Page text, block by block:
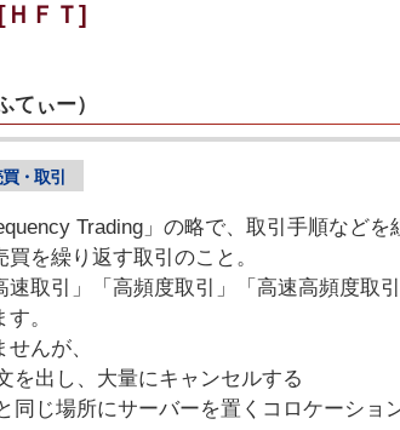
[ＨＦＴ]
てぃー）
・取引
Trading」の略で、取引手順など
を繰り返す取引のこと。
速取引」「高頻度取引」「高速高頻度取
。
んが、
を出し、大量にキャンセルする
同じ場所にサーバーを置くコロケーショ